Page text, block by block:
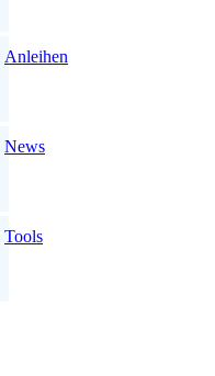
Anleihen
News
Tools